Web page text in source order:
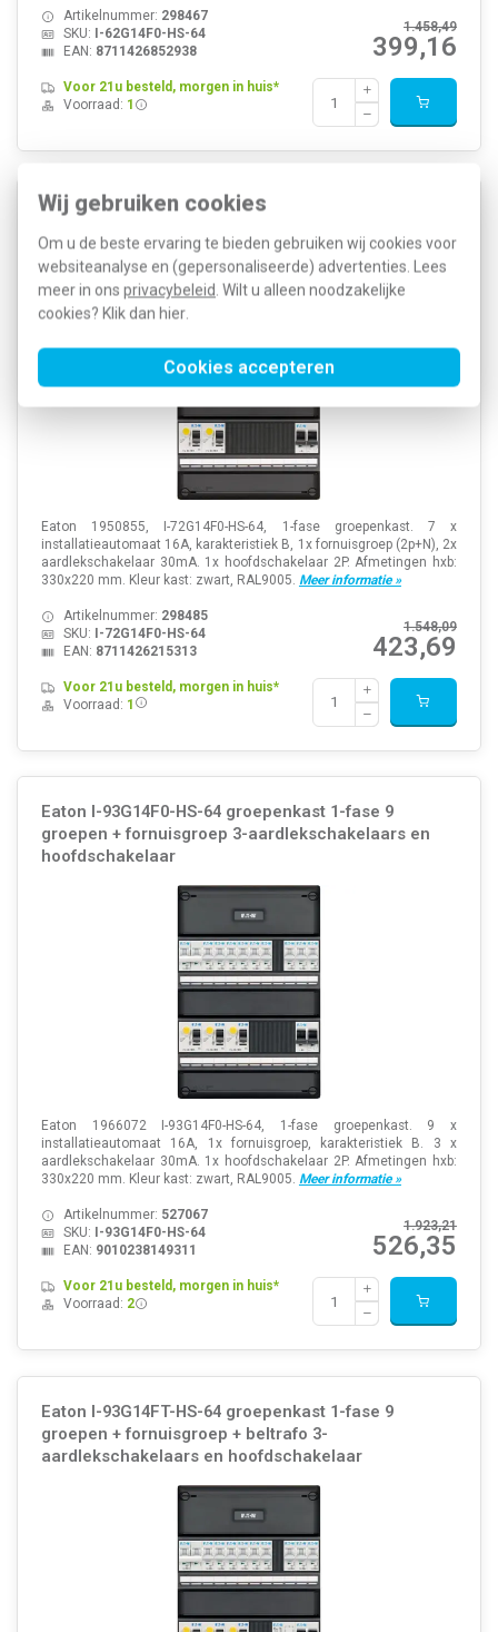
Wij gebruiken cookies
Om u de beste ervaring te bieden gebruiken wij cookies voor
websiteanalyse en (gepersonaliseerde) advertenties. Lees
meer in ons privacybeleid . Wilt u alleen noodzakelijke
cookies? Klik dan hier
Cookies accepteren
1.458,49
399,16
Artikelnummer: 298467
SKU:
I-62G14F0-HS-64
EAN: 8711426852938
Voor 21u besteld, morgen in huis*
Voorraad: 1
Eaton I-72G14F0-HS-64 groepenkast 1-fase 7
groepen + fornuisgroep 2-aardlekschakelaars en
hoofdschakelaar
Eaton 1950855, I-72G14F0-HS-64, 1-fase groepenkast. 7 x
installatieautomaat 16A, karakteristiek B, 1x fornuisgroep (2p+N), 2x
aardlekschakelaar 30mA. 1x hoofdschakelaar 2P. Afmetingen hxb:
330x220 mm. Kleur kast: zwart, RAL9005. Meer informatie »
1.548,09
423,69
Artikelnummer: 298485
SKU: I-72G14F0-HS-64
EAN: 8711426215313
Voor 21u besteld, morgen in huis*
Voorraad: 1
Eaton I-93G14F0-HS-64 groepenkast 1-fase 9
groepen + fornuisgroep 3-aardlekschakelaars en
hoofdschakelaar
Eaton 1966072 I-93G14F0-HS-64, 1-fase groepenkast. 9 x
installatieautomaat 16A, 1x fornuisgroep, karakteristiek B. 3 x
aardlekschakelaar 30mA. 1x hoofdschakelaar 2P. Afmetingen hxb:
330x220 mm. Kleur kast: zwart, RAL9005. Meer informatie »
1.923,21
526,35
Artikelnummer: 527067
SKU:
I-93G14F0-HS-64
EAN: 9010238149311
Voor 21u besteld, morgen in huis*
Voorraad: 2
Eaton I-93G14FT-HS-64 groepenkast 1-fase 9
groepen + fornuisgroep + beltrafo 3-
aardlekschakelaars en hoofdschakelaar